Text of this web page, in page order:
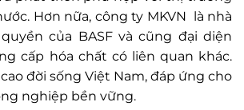
Hơn nữa, công ty MKVN là nhà
của BASF và cũng đại diện
cấp hóa chất có liên quan khác.
đời sống Việt Nam, đáp ứng cho
nghiệp bền vững.